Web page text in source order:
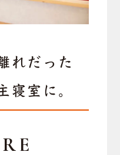
れだった
寝室に。